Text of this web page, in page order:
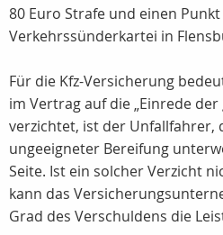
80 Euro Strafe und einen
Verkehrssünderkartei in
Für die Kfz-Versicherung
im Vertrag auf die „Einrede
verzichtet, ist der Unfallfahrer,
ungeeigneter Bereifung
Seite. Ist ein solcher Verzicht
kann das
Grad des Verschuldens die